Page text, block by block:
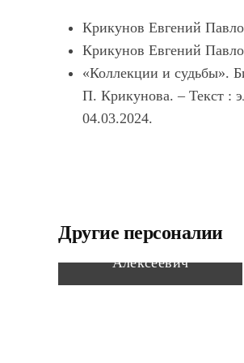
Крикунов Евгений
Крикунов Евгений
«Коллекции и судьбы».
П. Крикунова. – Текст :
04.03.2024.
Другие персоналии
Малявкин Валентин
Алексеевич